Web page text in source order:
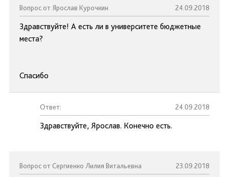
Вопрос от Ярослав Курочкин 24.09.2018
Здравствуйте! А есть ли в университете бюджетные
места?
Спасибо
Ответ: 24.09.2018
Здравствуйте, Ярослав. Конечно есть.
Вопрос от Сергиенко Лилия Витальевна 23.09.2018